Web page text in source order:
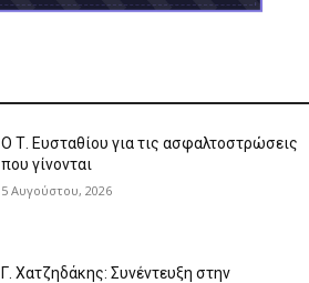
Ο Τ. Ευσταθίου για τις ασφαλτοστρώσεις
που γίνονται
5 Αυγούστου, 2026
Γ. Χατζηδάκης: Συνέντευξη στην